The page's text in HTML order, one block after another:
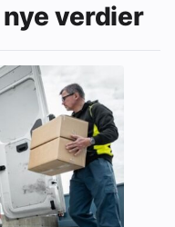
verdier